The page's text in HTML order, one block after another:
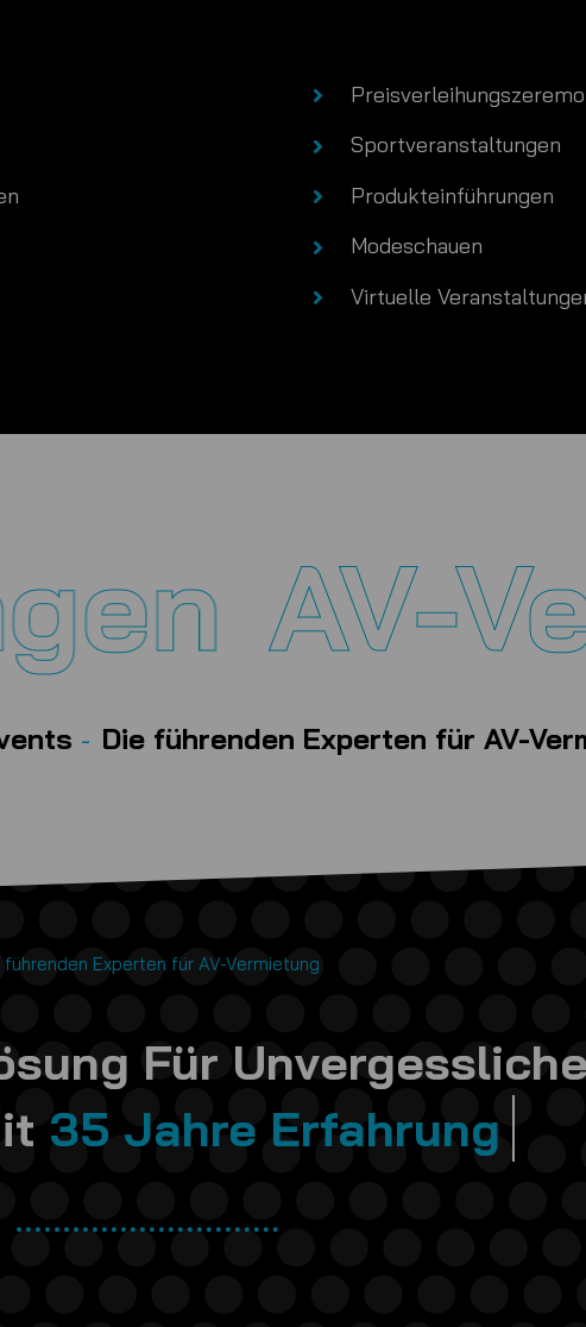
Sportveranstaltungen
Produkteinführungen
Modeschauen
Virtuelle
AV-
Die führenden
Events-
führenden Experten für AV-Vermietung
Für Unvergessliche